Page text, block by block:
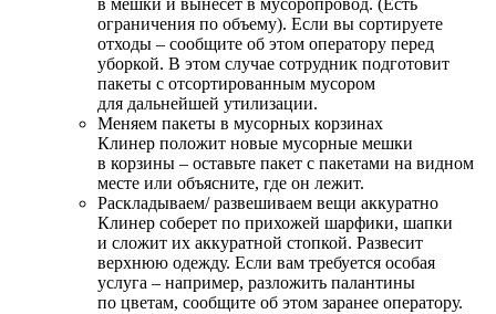
ограничения по объему). Если вы сортируете
отходы – сообщите об этом оператору перед
уборкой. В этом случае сотрудник подготовит
пакеты с отсортированным мусором
для дальнейшей утилизации.
Меняем пакеты в мусорных корзинах
Клинер положит новые мусорные мешки
в корзины – оставьте пакет с пакетами на видном
месте или объясните, где он лежит.
Раскладываем/ развешиваем вещи аккуратно
Клинер соберет по прихожей шарфики, шапки
и сложит их аккуратной стопкой. Развесит
верхнюю одежду. Если вам требуется особая
услуга – например, разложить палантины
по цветам, сообщите об этом заранее оператору.